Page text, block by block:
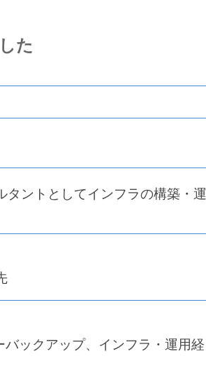
た
ントとしてインフラの構築・運
ックアップ、インフラ・運用経